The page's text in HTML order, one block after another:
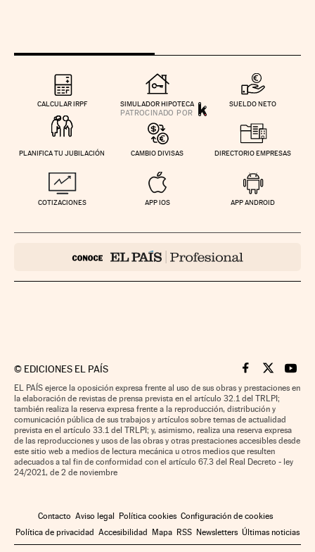
CALCULAR IRPF SIMULADOR HIPOTECA SUELDO NETO
PLANIFICA TU JUBILACIÓN CAMBIO DIVISAS DIRECTORIO EMPRESAS
COTIZACIONES APP IOS APP ANDROID
© EDICIONES EL PAÍS Cinco Días en
Cinco Días
Cinco
EL PAÍS ejerce la oposición expresa frente al uso de sus obras y prestaciones en
la elaboración de revistas de prensa prevista en el artículo 32.1 del TRLPI;
también realiza la reserva expresa frente a la reproducción, distribución y
comunicación pública de sus trabajos y artículos sobre temas de actualidad
prevista en el artículo 33.1 del TRLPI; y, asimismo, realiza una reserva expresa
de las reproducciones y usos de las obras y otras prestaciones accesibles desde
este sitio web a medios de lectura mecánica u otros medios que resulten
adecuados a tal fin de conformidad con el artículo 67.3 del Real Decreto - ley
24/2021, de 2 de noviembre
Contacto Aviso legal Política cookies Configuración de cookies
Política de privacidad Accesibilidad Mapa RSS Newsletters Últimas noticias